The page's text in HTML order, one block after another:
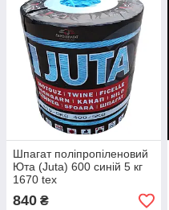
Шпагат поліпропіленовий
Юта (Juta) 600 синій 5 кг
1670 tex
840 ₴